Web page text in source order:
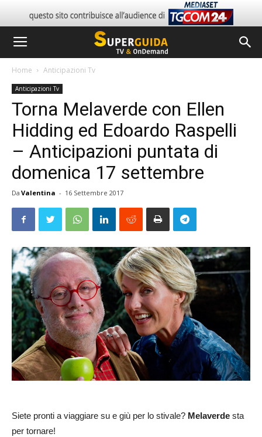
Home Anticipazioni Tv
Anticipazioni Tv
Torna Melaverde con Ellen
Hidding ed Edoardo Raspelli
– Anticipazioni puntata di
domenica 17 settembre
Da Valentina - 16 Settembre 2017
Siete pronti a viaggiare su e giù per lo stivale? Melaverde sta
per tornare!